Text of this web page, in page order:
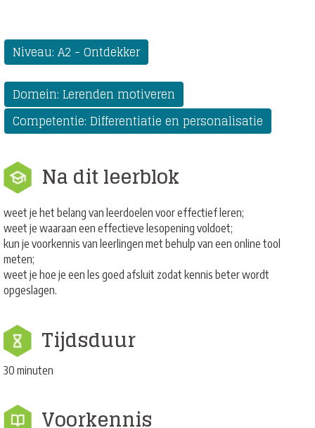
Niveau: A2 - Ontdekker
Domein: Lerenden motiveren
Competentie: Differentiatie en personalisatie
Na dit leerblok
weet je het belang van leerdoelen voor effectief leren;
weet je waaraan een effectieve lesopening voldoet;
kun je voorkennis van leerlingen met behulp van een online tool
meten;
weet je hoe je een les goed afsluit zodat kennis beter wordt
opgeslagen.
Tijdsduur
30 minuten
Voorkennis